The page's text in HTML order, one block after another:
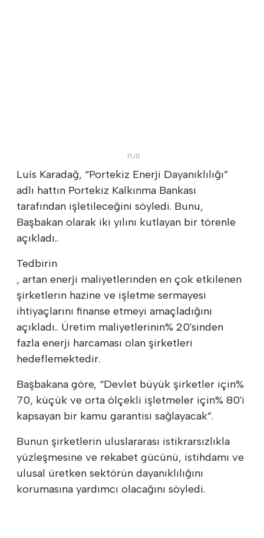
Luís Karadağ, “Portekiz Enerji Dayanıklılığı”
adlı hattın Portekiz Kalkınma Bankası
tarafından işletileceğini söyledi. Bunu,
Başbakan olarak iki yılını kutlayan bir törenle
açıkladı..
Tedbirin
, artan enerji maliyetlerinden en çok etkilenen
şirketlerin hazine ve işletme sermayesi
ihtiyaçlarını finanse etmeyi amaçladığını
açıkladı.. Üretim maliyetlerinin% 20'sinden
fazla enerji harcaması olan şirketleri
hedeflemektedir.
Başbakana göre, “Devlet büyük şirketler için%
70, küçük ve orta ölçekli işletmeler için% 80'i
kapsayan bir kamu garantisi sağlayacak”.
Bunun şirketlerin uluslararası istikrarsızlıkla
yüzleşmesine ve rekabet gücünü, istihdamı ve
ulusal üretken sektörün dayanıklılığını
korumasına yardımcı olacağını söyledi.